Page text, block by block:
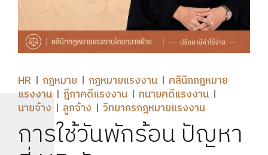
HR กฎหมาย กฏหมายแรงงาน
คลินิกกฎหมาย
แรงงาน
ฎีกาคดีแรงงาน
ทนายคดีแรงงาน
นายจ้าง
ลูกจ้าง วิทยากรกฎหมายแรงงาน
การใช้วันพักร้อน ปัญหา